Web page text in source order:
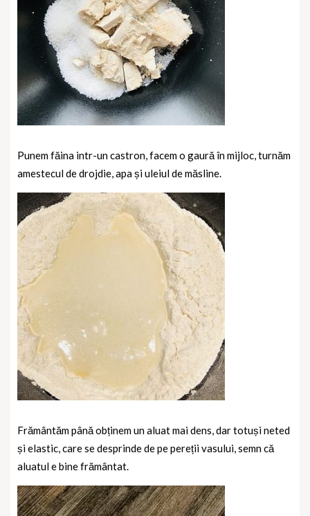
Punem făina intr-un castron, facem o gaură în mijloc, turnăm
amestecul de drojdie, apa și uleiul de măsline.
Frământăm până obținem un aluat mai dens, dar totuși neted
și elastic, care se desprinde de pe pereții vasului, semn că
aluatul e bine frământat.